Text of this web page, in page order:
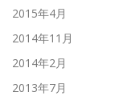
2015年4月
2014年11月
2014年2月
2013年7月